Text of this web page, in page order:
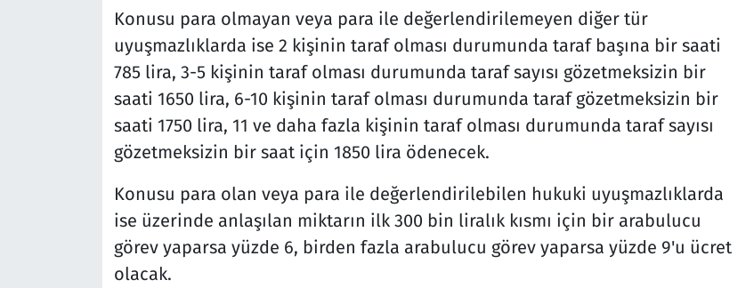
Konusu para olmayan veya para ile değerlendirilemeyen diğer tür
uyuşmazlıklarda ise 2 kişinin taraf olması durumunda taraf başına bir saati
785 lira, 3-5 kişinin taraf olması durumunda taraf sayısı gözetmeksizin bir
saati 1650 lira, 6-10 kişinin taraf olması durumunda taraf gözetmeksizin bir
saati 1750 lira, 11 ve daha fazla kişinin taraf olması durumunda taraf sayısı
gözetmeksizin bir saat için 1850 lira ödenecek.
Konusu para olan veya para ile değerlendirilebilen hukuki uyuşmazlıklarda
ise üzerinde anlaşılan miktarın ilk 300 bin liralık kısmı için bir arabulucu
görev yaparsa yüzde 6, birden fazla arabulucu görev yaparsa yüzde 9'u ücret
olacak.